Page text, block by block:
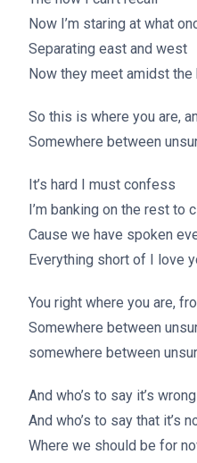
Now I’m staring at what
Separating east and west
Now they meet amidst the
So this is where you are,
Somewhere between
It’s hard I must confess
I’m banking on the rest to
Cause we have spoken
Everything short of I love
You right where you are,
Somewhere between
somewhere between
And who’s to say it’s wrong
And who’s to say that it’s
Where we should be for